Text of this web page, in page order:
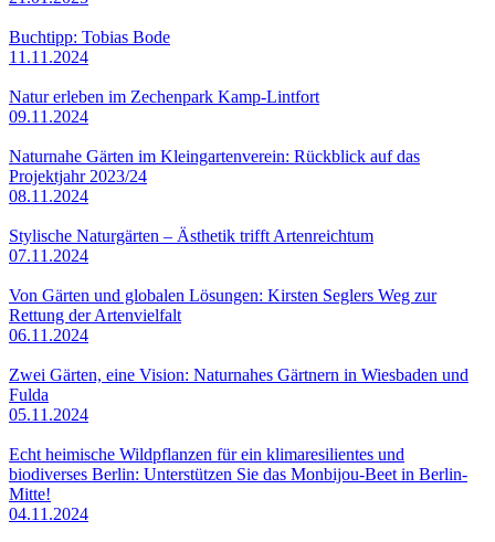
Buchtipp: Tobias Bode
11.11.2024
Natur erleben im Zechenpark Kamp-Lintfort
09.11.2024
Naturnahe Gärten im Kleingartenverein: Rückblick auf das
Projektjahr 2023/24
08.11.2024
Stylische Naturgärten – Ästhetik trifft Artenreichtum
07.11.2024
Von Gärten und globalen Lösungen: Kirsten Seglers Weg zur
Rettung der Artenvielfalt
06.11.2024
Zwei Gärten, eine Vision: Naturnahes Gärtnern in Wiesbaden und
Fulda
05.11.2024
Echt heimische Wildpflanzen für ein klimaresilientes und
biodiverses Berlin: Unterstützen Sie das Monbijou-Beet in Berlin-
Mitte!
04.11.2024